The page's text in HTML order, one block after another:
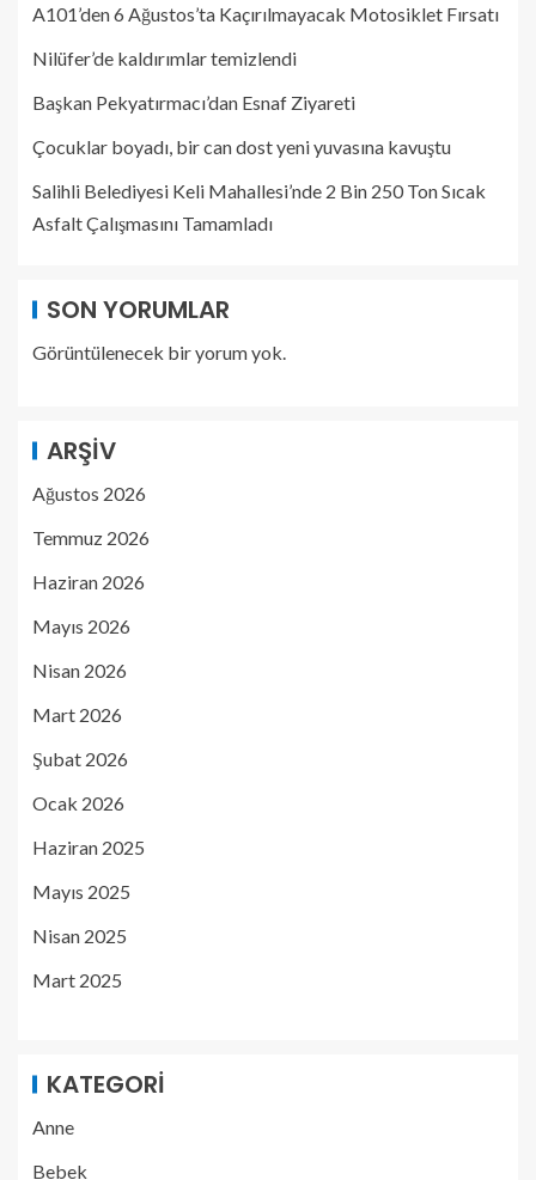
A101’den 6 Ağustos’ta Kaçırılmayacak Motosiklet Fırsatı
Nilüfer’de kaldırımlar temizlendi
Başkan Pekyatırmacı’dan Esnaf Ziyareti
Çocuklar boyadı, bir can dost yeni yuvasına kavuştu
Salihli Belediyesi Keli Mahallesi’nde 2 Bin 250 Ton Sıcak
Asfalt Çalışmasını Tamamladı
SON YORUMLAR
Görüntülenecek bir yorum yok.
ARŞIV
Ağustos 2026
Temmuz 2026
Haziran 2026
Mayıs 2026
Nisan 2026
Mart 2026
Şubat 2026
Ocak 2026
Haziran 2025
Mayıs 2025
Nisan 2025
Mart 2025
KATEGORI
Anne
Bebek